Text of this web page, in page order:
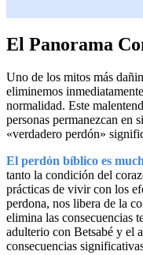
El Panorama
Uno de los mitos más
eliminemos
normalidad. Este
personas permanezcan en
«verdadero perdón»
El perdón bíblico es
tanto la condición del
prácticas de vivir con los
perdona, nos libera de la
elimina las consecuencias
adulterio con Betsabé y el
consecuencias